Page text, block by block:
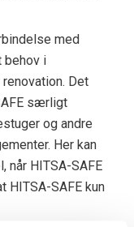
med
behov i
Det
særligt
og andre
Her kan
når HITSA-SAFE
HITSA-SAFE kun